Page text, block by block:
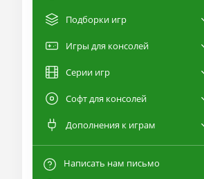
Подборки игр
Игры для консолей
Серии игр
Софт для консолей
Дополнения к играм
Написать нам письмо
REQUIEM - DELUXE
EDITION V.BUILD
(2026) PC ПИРАТКА
[RUS|ENG] (2026) PC